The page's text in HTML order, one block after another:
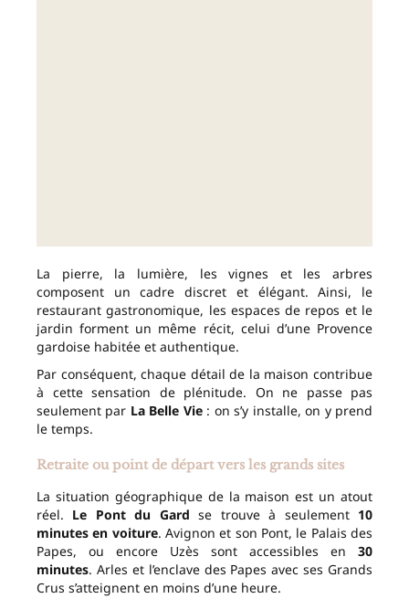
La pierre, la lumière, les vignes et les arbres
composent un cadre discret et élégant. Ainsi, le
restaurant gastronomique, les espaces de repos et le
jardin forment un même récit, celui d’une Provence
gardoise habitée et authentique.
Par conséquent, chaque détail de la maison contribue
à cette sensation de plénitude. On ne passe pas
seulement par La Belle Vie: on s’y installe, on y prend
le temps.
Retraite ou point de départ vers les grands sites
La situation géographique de la maison est un atout
réel. Le Pont du Gard se trouve à seulement 10
minutes en voiture. Avignon et son Pont, le Palais des
Papes, ou encore Uzès sont accessibles en 30
minutes. Arles et l’enclave des Papes avec ses Grands
Crus s’atteignent en moins d’une heure.